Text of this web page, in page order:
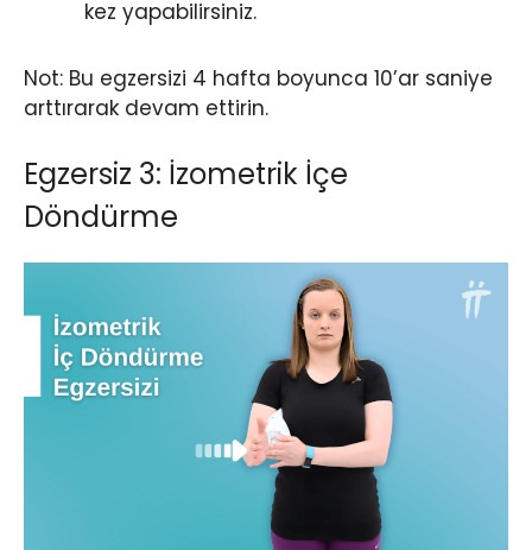
kez yapabilirsiniz.
Not: Bu egzersizi 4 hafta boyunca 10’ar saniye
arttırarak devam ettirin.
Egzersiz 3: İzometrik İçe
Döndürme